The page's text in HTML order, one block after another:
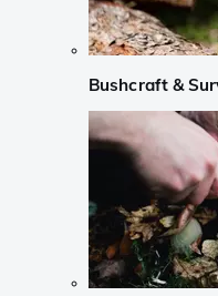
Bushcraft &